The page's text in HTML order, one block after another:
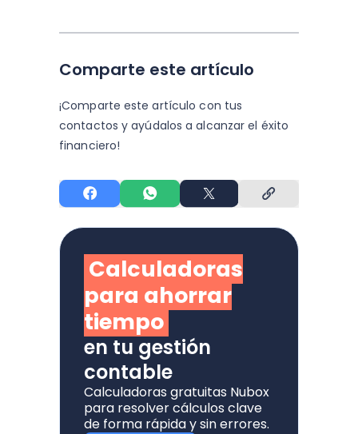
Comparte este artículo
¡Comparte este artículo con tus
contactos y ayúdalos a alcanzar el éxito
financiero!
Calculadoras
para ahorrar
tiempo
en tu gestión
contable
Calculadoras gratuitas Nubox
para resolver cálculos clave
de forma rápida y sin errores.